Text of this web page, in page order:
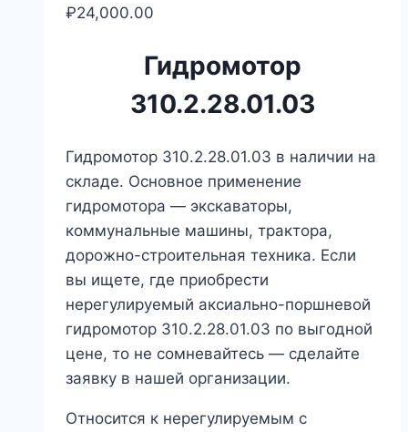
₽24,000.00
Гидромотор
310.2.28.01.03
Гидромотор 310.2.28.01.03 в наличии на
складе. Основное применение
гидромотора — экскаваторы,
коммунальные машины, трактора,
дорожно-строительная техника. Если
вы ищете, где приобрести
нерегулируемый аксиально-поршневой
гидромотор 310.2.28.01.03 по выгодной
цене, то не сомневайтесь — сделайте
заявку в нашей организации.
Относится к нерегулируемым с